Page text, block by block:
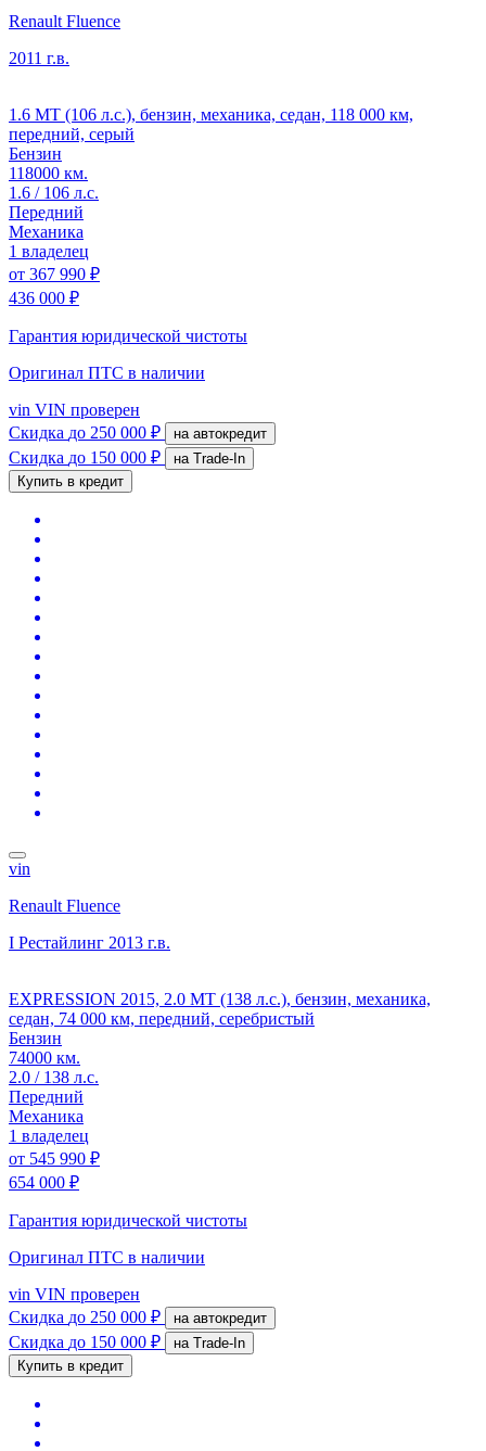
Renault Fluence
2011 г.в.
1.6 MT (106 л.с.), бензин, механика, седан, 118 000 км,
передний, серый
Бензин
118000 км.
1.6 / 106 л.с.
Передний
Механика
1 владелец
от 367 990 ₽
436 000 ₽
Гарантия юридической чистоты
Оригинал ПТС в наличии
vin VIN проверен
Скидка до 250 000 ₽ на автокредит
Скидка до 150 000 ₽
на Trade-In
Купить в кредит
vin
Renault Fluence
I Рестайлинг 2013 г.в.
EXPRESSION 2015, 2.0 MT (138 л.с.), бензин, механика,
седан, 74 000 км, передний, серебристый
Бензин
74000 км.
2.0 / 138 л.с.
Передний
Механика
1 владелец
от 545 990 ₽
654 000 ₽
Гарантия юридической чистоты
Оригинал ПТС в наличии
vin VIN проверен
Скидка до 250 000 ₽ на автокредит
Скидка до 150 000 ₽
на Trade-In
Купить в кредит